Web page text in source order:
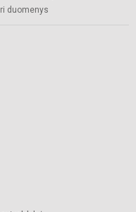
duomenys